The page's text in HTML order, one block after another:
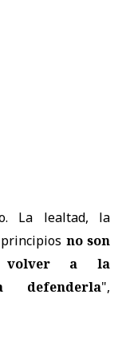
La lealtad, la
no son
volver a la
defenderla",